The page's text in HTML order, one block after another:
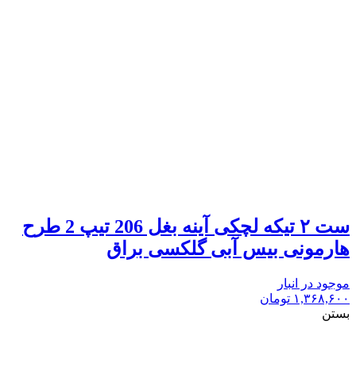
ست ۲ تیکه لچکی آینه بغل 206 تیپ 2 طرح
هارمونی بیس آبی گلکسی براق
موجود در انبار
۱,۳۶۸,۶۰۰ تومان
بستن